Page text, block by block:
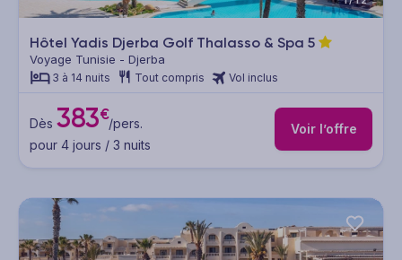
Hôtel Yadis Djerba Golf Thalasso & Spa 5
Voyage Tunisie - Djerba
3 à 14 nuits Tout compris Vol inclus
Dès 383€/pers.
pour 4 jours / 3 nuits
Voir l’offre